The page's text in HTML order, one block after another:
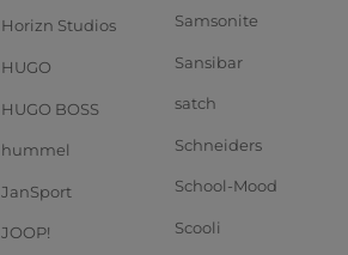
Horizn Studios
HUGO
HUGO BOSS
hummel
JanSport
JOOP!
Samsonite
Sansibar
satch
Schneiders
School-Mood
Scooli